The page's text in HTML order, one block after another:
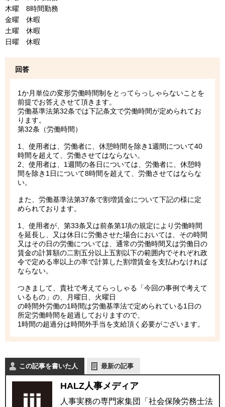
木曜 8時間勤務
金曜 休暇
土曜 休暇
日曜 休暇
回答
1か月単位の変形労働時間制をとってらっしゃらないことを
前提でお答えさせて頂きます。
労働基準法第32条では下記条文で労働時間が定められてお
ります。
第32条（労働時間）
1、使用者は、労働者に、休憩時間を除き1週間について40
時間を超えて、労働させてはならない。
2、使用者は、1週間の各日については、労働者に、休憩時
間を除き1日について8時間を超えて、労働させてはならな
い。
また、労働基準法第37条で割増賃金について下記の様に定
められております。
1、使用者が、第33条又は前条第1項の規定により労働時間
を延長し、又は休日に労働させた場合においては、その時間
又はその日の労働については、通常の労働時間又は労働日の
賃金の計算額の二割五分以上五割以下の範囲内でそれぞれ政
令で定める率以上の率で計算した割増賃金を支払わなければ
ならない。
つきまして、貴社で考えてらっしゃる「今回の事例で考えて
いるもの」の、月曜日、火曜日
の時間外労働の1時間は労働基準法で定められている1日の
所定労働時間を超過しておりますので、
1時間の超過分は時間外手当を支給頂く必要がございます。
この記事を書いた人 最新の記事
HALZ人事メディア
人事実務の専門家集団「社会保険労務士法